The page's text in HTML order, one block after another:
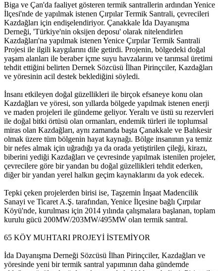
Biga ve Çan'da faaliyet gösteren termik santrallerin ardından Yenice
İlçesi'nde de yapılmak istenen Çırpılar Termik Santrali, çevrecileri
Kazdağları için endişelendiriyor. Çanakkale İda Dayanışma
Derneği, 'Türkiye'nin oksijen deposu' olarak nitelendirlen
Kazdağları'na yapılmak istenen Yenice Çırpılar Termik Santrali
Projesi ile ilgili kaygılarını dile getirdi. Projenin, bölgedeki doğal
yaşam alanları ile beraber içme suyu havzalarını ve tarımsal üretimi
tehdit ettiğini belirten Dernek Sözcüsü İlhan Pirinçciler, Kazdağları
ve yöresinin acil destek beklediğini söyledi.
İnsanı etkileyen doğal güzellikleri ile birçok efsaneye konu olan
Kazdağları ve yöresi, son yıllarda bölgede yapılmak istenen enerji
ve maden projeleri ile gündeme geliyor. Yeraltı ve üstü su rezervleri
ile doğal bitki örtüsü olan ormanları, endemik türleri ile toplumsal
miras olan Kazdağları, aynı zamanda başta Çanakkale ve Balıkesir
olmak üzere tüm bölgenin hayat kaynağı. Bölge insanının ya temiz
bir nefes almak için uğradığı ya da orada yetiştirilen çileği, kirazı,
biberini yediği Kazdağları ve çevresinde yapılmak istenilen projeler,
çevrecilere göre bir yandan bu doğal güzellikleri tehdit ederken,
diğer bir yandan yerel halkın geçim kaynaklarını da yok edecek.
Tepki çeken projelerden birisi ise, Taşzemin İnşaat Madencilik
Sanayi ve Ticaret A.Ş. tarafından, Yenice İlçesine bağlı Çırpılar
Köyü'nde, kurulması için 2014 yılında çalışmalara başlanan, toplam
kurulu gücü 200MW/203MW/495MW olan termik santral.
65 KÖY MUHTARI PROJEYİ İSTEMİYOR
İda Dayanışma Derneği Sözcüsü İlhan Pirinçciler, Kazdağları ve
yöresinde yeni bir termik santral yapımının daha gündemde